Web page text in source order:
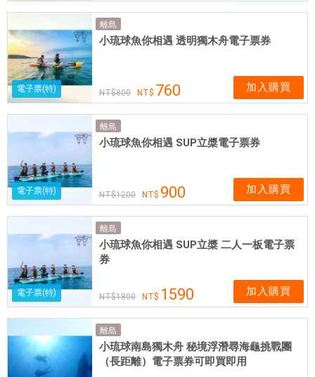
電子票(特)
離島
小琉球魚你相遇 透明獨木舟電子票券
800 760 加入購買
電子票(特)
離島
小琉球魚你相遇 SUP立槳電子票券
1200 900 加入購買
電子票(特)
離島
小琉球魚你相遇 SUP立槳 二人一板電子票
券
1800 1590 加入購買
離島
小琉球南島獨木舟 秘境浮潛尋海龜挑戰團
（長距離）電子票券可即買即用